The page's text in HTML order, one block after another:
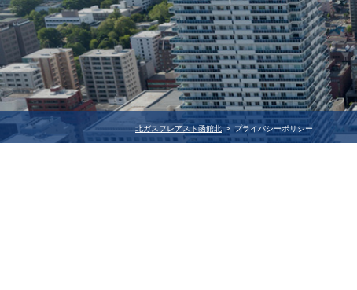
北ガスフレアスト函館北 プライバシーポリシー